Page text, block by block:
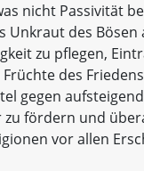
nicht Passivität
Unkraut des
zu pflegen,
des
gegen
fördern und
vor allen